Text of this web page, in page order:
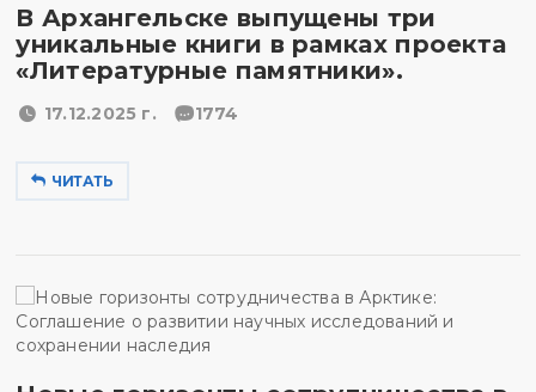
В Архангельске выпущены три
уникальные книги в рамках проекта
«Литературные памятники».
17.12.2025 г. 1774
ЧИТАТЬ